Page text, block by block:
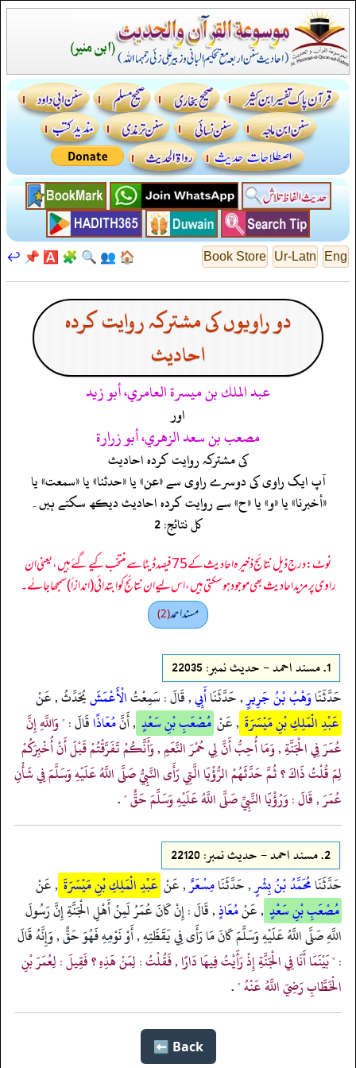
Eng
Ur-Latn
Book Store
🏠
👥
🔍
🧩
🅰️
📌
↩️
دو راویوں کی مشترکہ روایت کردہ
احادیث
عبد الملك بن ميسرة العامري، أبو زيد
اور
مصعب بن سعد الزهري، أبو زرارة
کی مشترکہ روایت کردہ احادیث
آپ ایک راوی کی دوسرے راوی سے «عن» یا «حدثنا» یا «سمعت» یا
«أخبرنا» یا «و» یا «ح» سے روایت کردہ احادیث دیکھ سکتے ہیں۔
کل نتائج: 2
نوٹ: درج ذیل نتائج ذخیرہ احادیث کے 75 فیصد ڈیٹا سے منتخب کیے گئے ہیں، یعنی ان
راوی پر مزید احادیث بھی موجود ہو سکتی ہیں، اس لیے ان نتائج کو ابتدائی (اندازاً) سمجھا جائے۔
مسند احمد(2)
1. مسند احمد - حدیث نمبر: 22035
حَدَّثَنَاوَهْبُ بْنُ جَرِيرٍ, حَدَّثَنَاأَبِي, قَالَ : سَمِعْتُالْأَعْمَشَيُحَدِّثُ , عَنْ
عَبْدِ الْمَلِكِ بْنِ مَيْسَرَةَ , عَنْ مُصْعَبِ بْنِ سَعْدٍ , أَنَّمُعَاذًاقَالَ :" وَاللَّهِ إِنَّ
عُمَرَ فِي الْجَنَّةِ , وَمَا أُحِبُّ أَنَّ لِي حُمْرَ النَّعَمِ , وَأَنَّكُمْ تَفَرَّقْتُمْ قَبْلَ أَنْ أُخْبِرَكُمْ
لِمَ قُلْتُ ذَاكَ ؟ ثُمَّ حَدَّثَهُمْ الرُّؤْيَا الَّتِي رَأَى النَّبِيُّ صَلَّى اللَّهُ عَلَيْهِ وَسَلَّمَ فِي شَأْنِ
عُمَرَ , قَالَ : وَرُؤْيَا النَّبِيِّ صَلَّى اللَّهُ عَلَيْهِ وَسَلَّمَ حَقٌّ ".
2. مسند احمد - حدیث نمبر: 22120
حَدَّثَنَامُحَمَّدُ بْنُ بِشْرٍ, حَدَّثَنَامِسْعَرٌ, عَنْ عَبْدِ الْمَلِكِ بْنِ مَيْسَرَةَ , عَنْ
مُصْعَبِ بْنِ سَعْدٍ , عَنْمُعَاذٍ, قَالَ : إِنْ كَانَ عُمَرُ لَمِنْ أَهْلِ الْجَنَّةِ إِنَّ رَسُولَ
اللَّهِ صَلَّى اللَّهُ عَلَيْهِ وَسَلَّمَ كَانَ مَا رَأَى فِي يَقَظَتِهِ , أَوْ نَوْمِهِ فَهُوَ حَقٌّ , وَإِنَّهُ قَالَ
:" بَيْنَمَا أَنَا فِي الْجَنَّةِ إِذْ رَأَيْتُ فِيهَا دَارًا , فَقُلْتُ : لِمَنْ هَذِهِ ؟ فَقِيلَ : لِعُمَرَ بْنِ
الْخَطَّابِ رَضِيَ اللَّهُ عَنْهُ ".
Back ⬅️